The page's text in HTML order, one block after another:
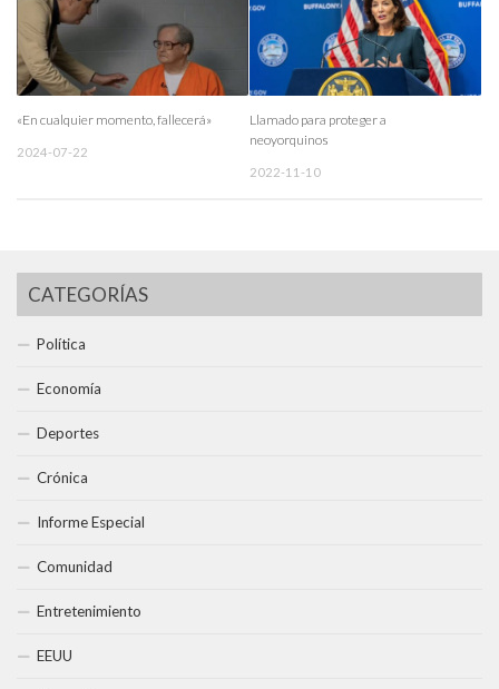
«En cualquier momento, fallecerá»
2024-07-22
Llamado para proteger a
neoyorquinos
2022-11-10
CATEGORÍAS
Política
Economía
Deportes
Crónica
Informe Especial
Comunidad
Entretenimiento
EEUU